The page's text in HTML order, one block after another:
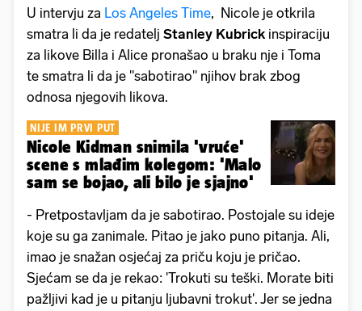
U intervju za Los Angeles Time, Nicole je otkrila
smatra li da je redatelj Stanley Kubrick inspiraciju
za likove Billa i Alice pronašao u braku nje i Toma
te smatra li da je "sabotirao" njihov brak zbog
odnosa njegovih likova.
NIJE IM PRVI PUT
Nicole Kidman snimila 'vruće'
scene s mlađim kolegom: 'Malo
sam se bojao, ali bilo je sjajno'
- Pretpostavljam da je sabotirao. Postojale su ideje
koje su ga zanimale. Pitao je jako puno pitanja. Ali,
imao je snažan osjećaj za priču koju je pričao.
Sjećam se da je rekao: 'Trokuti su teški. Morate biti
pažljivi kad je u pitanju ljubavni trokut'. Jer se jedna